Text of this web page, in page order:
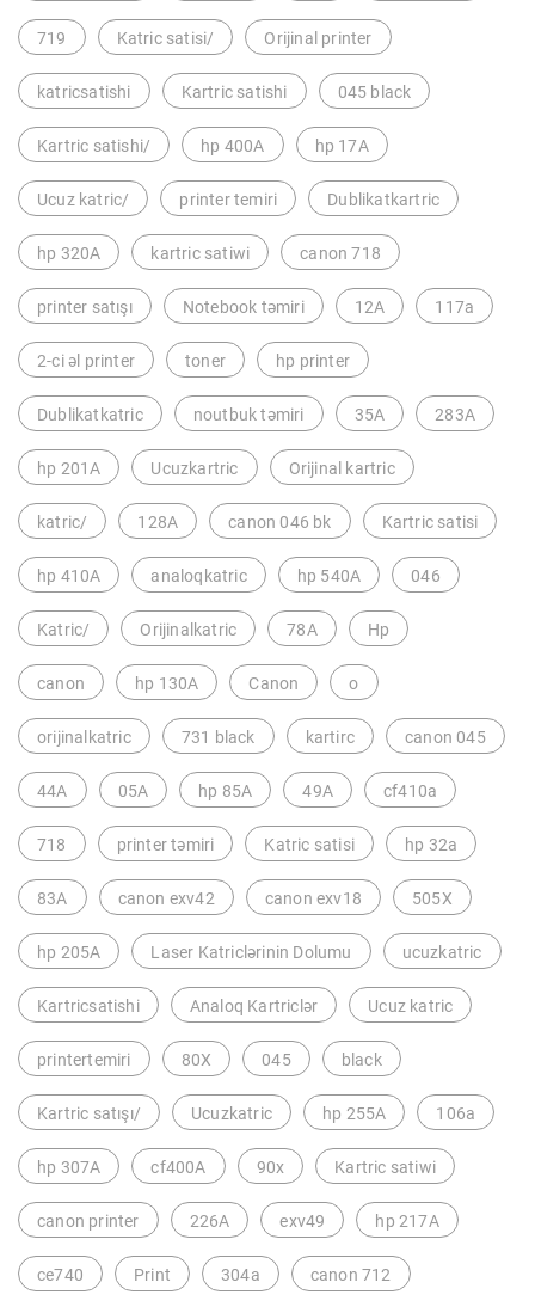
719 Katric satisi/ Orijinal printer
katricsatishi Kartric satishi 045 black
Kartric satishi/ hp 400A hp 17A
Ucuz katric/ printer temiri Dublikatkartric
hp 320A kartric satiwi canon 718
printer satışı Notebook təmiri 12A 117a
2-ci əl printer toner hp printer
Dublikatkatric noutbuk təmiri 35A 283A
hp 201A Ucuzkartric Orijinal kartric
katric/ 128A canon 046 bk Kartric satisi
hp 410A analoqkatric hp 540A 046
Katric/ Orijinalkatric 78A Hp
canon hp 130A Canon o
orijinalkatric 731 black kartirc canon 045
44A 05A hp 85A 49A cf410a
718 printer təmiri Katric satisi hp 32a
83A canon exv42 canon exv18 505X
hp 205A Laser Katriclərinin Dolumu ucuzkatric
Kartricsatishi Analoq Kartriclər Ucuz katric
printertemiri 80X 045 black
Kartric satışı/ Ucuzkatric hp 255A 106a
hp 307A cf400A 90x Kartric satiwi
canon printer 226A exv49 hp 217A
ce740 Print 304a canon 712